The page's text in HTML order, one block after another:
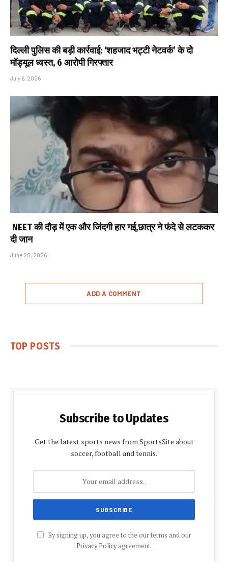
दिल्ली पुलिस की बड़ी कार्रवाई: ‘शहजाद भट्टी नेटवर्क’ के दो
मॉड्यूल ध्वस्त, 6 आरोपी गिरफ्तार
July 6, 2026
NEET की दौड़ में एक और जिंदगी हार गई,छात्र ने फंदे से लटककर
दी जान
June 20, 2026
ADD A COMMENT
TOP POSTS
Subscribe to Updates
Get the latest sports news from SportsSite about
soccer, football and tennis.
By signing up, you agree to the our terms and our
Privacy Policyagreement.